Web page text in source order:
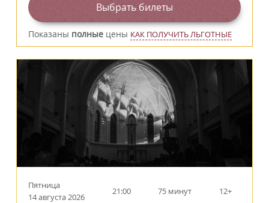
Выбрать билеты
Показаны полные цены КАК ПОЛУЧИТЬ ЛЬГОТНЫЕ
Пятница
14 августа 2026
21:00 75 минут 12+